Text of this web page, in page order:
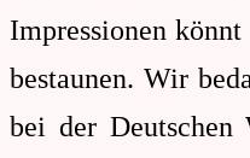
Impressionen
bestaunen. Wir
bei der Deutschen